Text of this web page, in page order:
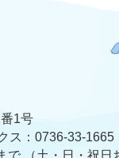
1号
ス：0736-33-1665